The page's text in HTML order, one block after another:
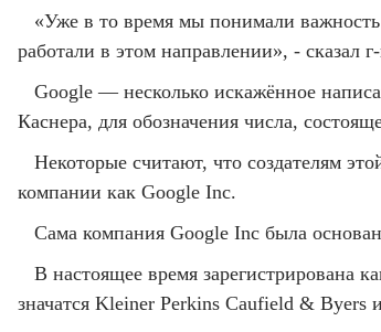
«Уже в то время мы понимали важность
работали в этом направлении», - сказал
Google — несколько искажённое
Каснера, для обозначения числа,
Некоторые считают, что создателям
компании как Google Inc.
Сама компания Google Inc была
В настоящее время зарегистрирована
значатся Kleiner Perkins Caufield & Byers